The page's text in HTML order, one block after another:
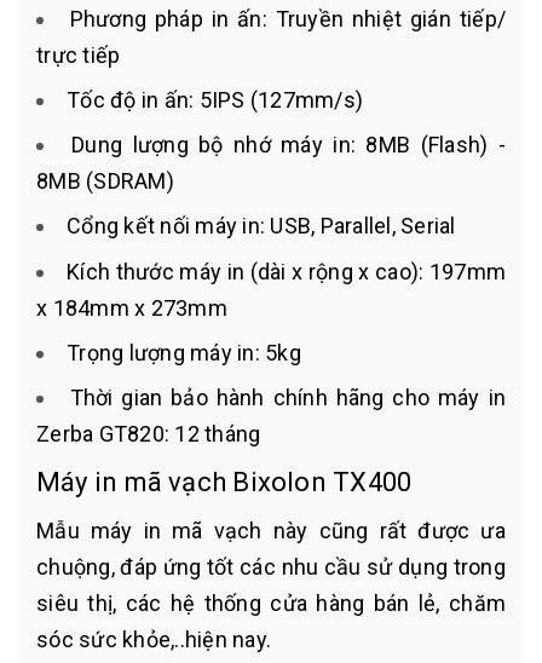
Phương pháp in ấn: Truyền nhiệt gián tiếp/
trực tiếp
Tốc độ in ấn: 5IPS (127mm/s)
Dung lượng bộ nhớ máy in: 8MB (Flash) -
8MB (SDRAM)
Cổng kết nối máy in: USB, Parallel, Serial
Kích thước máy in (dài x rộng x cao): 197mm
x 184mm x 273mm
Trọng lượng máy in: 5kg
Thời gian bảo hành chính hãng cho máy in
Zerba GT820: 12 tháng
Máy in mã vạch Bixolon TX400
Mẫu máy in mã vạch này cũng rất được ưa
chuộng, đáp ứng tốt các nhu cầu sử dụng trong
siêu thị, các hệ thống cửa hàng bán lẻ, chăm
sóc sức khỏe,..hiện nay.